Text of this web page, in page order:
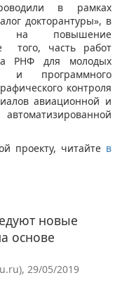
в рамках
докторантуры», в
на повышение
того, часть работ
РНФ для молодых
и программного
контроля
авиационной и
проекту, читайте в
новые
основе
29/05/2019